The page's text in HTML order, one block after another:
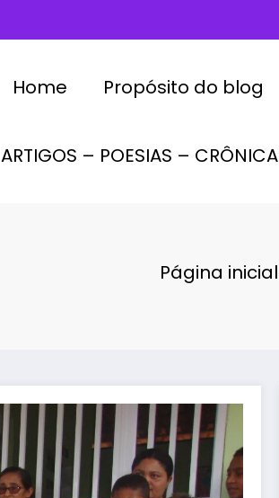
Home Propósito do blog
ARTIGOS – POESIAS –
Página inicial